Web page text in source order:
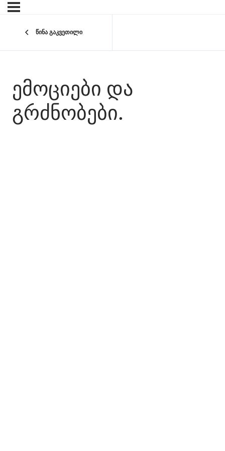
წინა გაკვეთილი
ᲔᲛᲝᲪᲘᲔᲑᲘ ᲓᲐ
ᲒᲠᲫᲜᲝᲑᲔᲑᲘ.